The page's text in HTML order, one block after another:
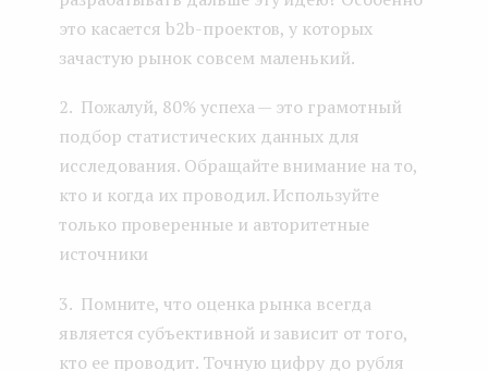
это касается b2b-проектов, у которых
зачастую рынок совсем маленький.
2. Пожалуй, 80% успеха — это грамотный
подбор статистических данных для
исследования. Обращайте внимание на то,
кто и когда их проводил. Используйте
только проверенные и авторитетные
источники
3. Помните, что оценка рынка всегда
является субъективной и зависит от того,
кто ее проводит. Точную цифру до рубля